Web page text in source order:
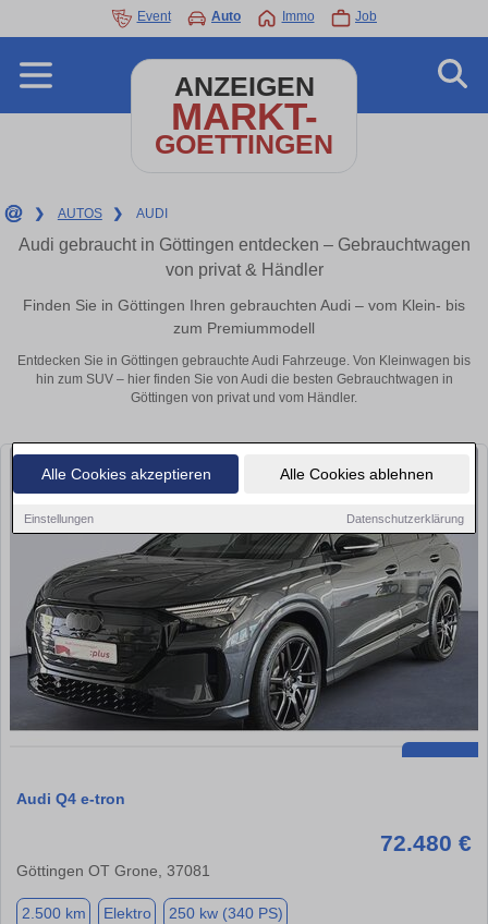
Alle Cookies akzeptieren Alle Cookies ablehnen
Einstellungen Datenschutzerklärung
Event Auto Immo Job
ANZEIGEN
MARKT-
GOETTINGEN
❯ AUTOS ❯ AUDI
Audi gebraucht in Göttingen entdecken – Gebrauchtwagen
von privat & Händler
Finden Sie in Göttingen Ihren gebrauchten Audi – vom Klein- bis
zum Premiummodell
Entdecken Sie in Göttingen gebrauchte Audi Fahrzeuge. Von Kleinwagen bis
hin zum SUV – hier finden Sie von Audi die besten Gebrauchtwagen in
Göttingen von privat und vom Händler.
Audi Q4 e-tron
72.480 €
Göttingen OT Grone, 37081
2.500 km Elektro 250 kw (340 PS)